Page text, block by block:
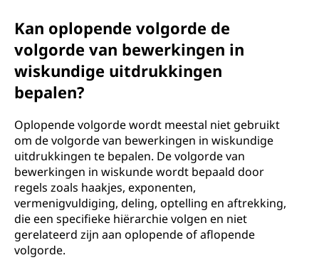
Kan oplopende volgorde de
volgorde van bewerkingen in
wiskundige uitdrukkingen
bepalen?
Oplopende volgorde wordt meestal niet gebruikt
om de volgorde van bewerkingen in wiskundige
uitdrukkingen te bepalen. De volgorde van
bewerkingen in wiskunde wordt bepaald door
regels zoals haakjes, exponenten,
vermenigvuldiging, deling, optelling en aftrekking,
die een specifieke hiërarchie volgen en niet
gerelateerd zijn aan oplopende of aflopende
volgorde.